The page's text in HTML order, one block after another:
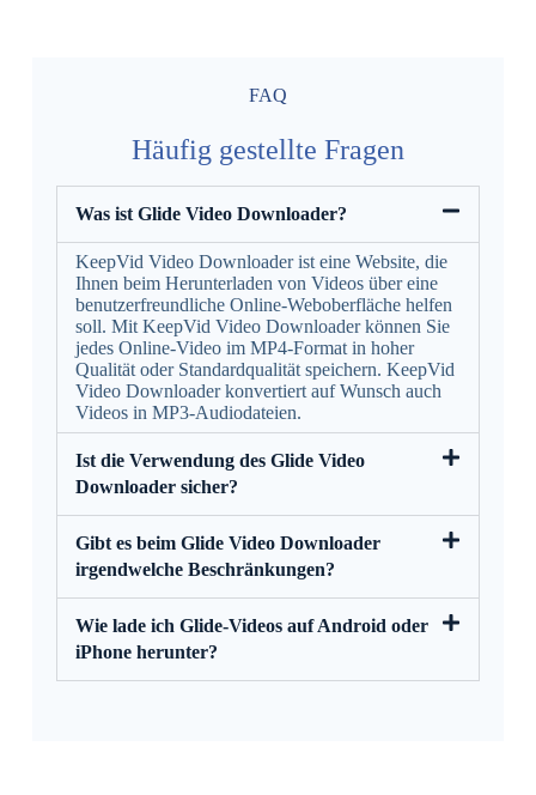
FAQ
Häufig gestellte Fragen
Was ist Glide Video Downloader?
KeepVid Video Downloader ist eine Website, die
Ihnen beim Herunterladen von Videos über eine
benutzerfreundliche Online-Weboberfläche helfen
soll. Mit KeepVid Video Downloader können Sie
jedes Online-Video im MP4-Format in hoher
Qualität oder Standardqualität speichern. KeepVid
Video Downloader konvertiert auf Wunsch auch
Videos in MP3-Audiodateien.
Ist die Verwendung des Glide Video
Downloader sicher?
Gibt es beim Glide Video Downloader
irgendwelche Beschränkungen?
Wie lade ich Glide-Videos auf Android oder
iPhone herunter?